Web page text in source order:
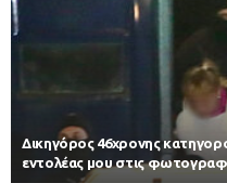
Δικηγόρος 46χρονης
εντολέας μου στις